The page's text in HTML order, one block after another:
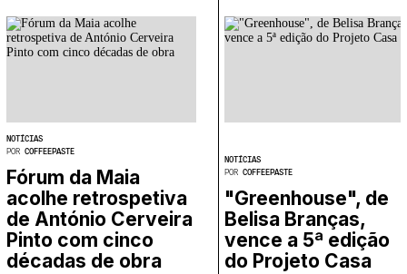
NOTÍCIAS
POR COFFEEPASTE
Fórum da Maia
acolhe retrospetiva
de António Cerveira
Pinto com cinco
décadas de obra
NOTÍCIAS
POR COFFEEPASTE
"Greenhouse", de
Belisa Branças,
vence a 5ª edição
do Projeto Casa